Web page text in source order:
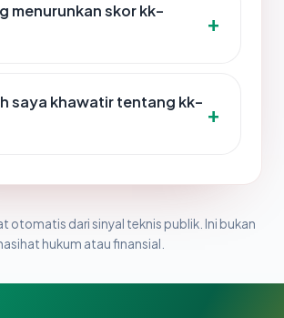
menurunkan skor kk-
saya khawatir tentang kk-
otomatis dari sinyal teknis publik. Ini bukan
hukum atau finansial.